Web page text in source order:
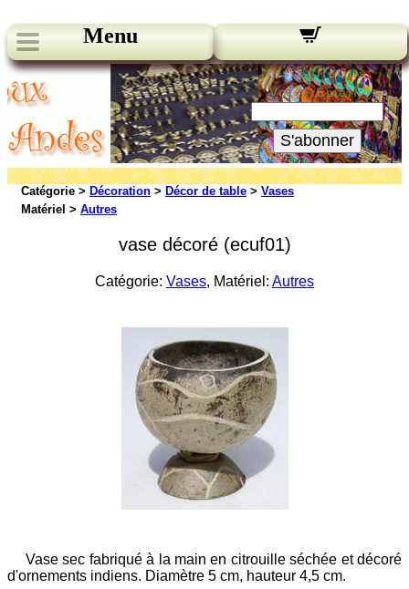
Menu
Nos bulletins:
Votre Email:
S'abonner
Catégorie > Décoration > Décor de table > Vases
Matériel > Autres
vase décoré (ecuf01)
Catégorie: Vases, Matériel: Autres
Vase sec fabriqué à la main en citrouille séchée et décoré
d'ornements indiens. Diamètre 5 cm, hauteur 4,5 cm.